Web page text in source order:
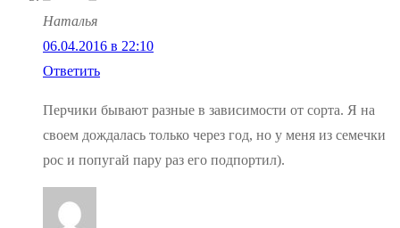
Наталья
06.04.2016 в 22:10
Ответить
Перчики бывают разные в зависимости от сорта. Я на
своем дождалась только через год, но у меня из семечки
рос и попугай пару раз его подпортил).